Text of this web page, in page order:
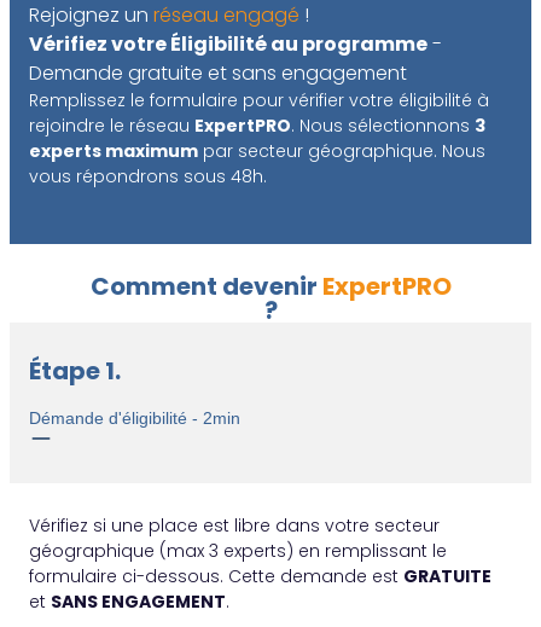
Rejoignez un réseau engagé !
Vérifiez votre Éligibilité au programme-
Demande gratuite et sans engagement
Remplissez le formulaire pour vérifier votre éligibilité à
rejoindre le réseau ExpertPRO. Nous sélectionnons 3
experts maximum par secteur géographique. Nous
vous répondrons sous 48h.
Comment devenir ExpertPRO
?
Étape 1.​
Démande d'éligibilité - 2min
Vérifiez si une place est libre dans votre secteur
géographique (max 3 experts) en remplissant le
formulaire ci-dessous. Cette demande est GRATUITE
et SANS ENGAGEMENT.